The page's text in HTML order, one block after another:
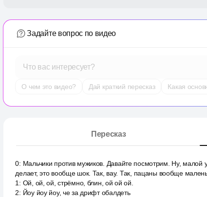
Задайте вопрос по видео
Что вас интересует?
О чем это видео? Дай краткий пересказ Какая
Пересказ
0: Мальчики против мужиков. Давайте посмотрим. Ну, малой
делает, это вообще шок. Так, вау. Так, пацаны вообще
1 : Ой, ой, ой, стрёмно, блин, ой ой ой.
2: Йоу йоу йоу, че за дрифт обалдеть